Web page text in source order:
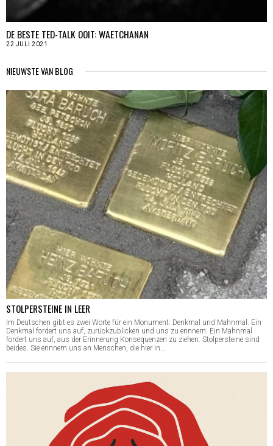
DE BESTE TED-TALK OOIT: WAETCHANAN
22 JULI 2021
NIEUWSTE VAN BLOG
STOLPERSTEINE IN LEER
Im Deutschen gibt es zwei Worte für ein Monument: Denkmal und Mahnmal. Ein
Denkmal fordert uns auf, zurückzublicken und uns zu erinnern. Ein Mahnmal
fordert uns auf, aus der Erinnerung Konsequenzen zu ziehen. Stolpersteine sind
beides. Sie erinnern uns an Menschen, die hier in…